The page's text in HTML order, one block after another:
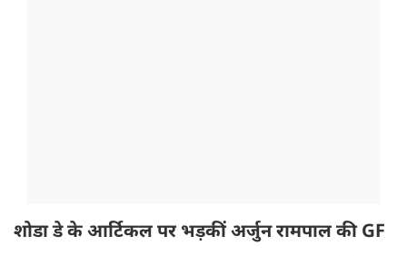
शोडा डे के आर्टिकल पर भड़कीं अर्जुन रामपाल की GF